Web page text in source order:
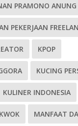
PRAMONO ANUNG
PEKERJAAN
KPOP
KUCING
KULINER INDONESIA
MANFAAT